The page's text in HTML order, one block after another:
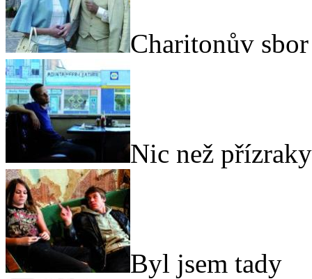
Charitonův sbor
Nic než přízraky
Byl jsem tady